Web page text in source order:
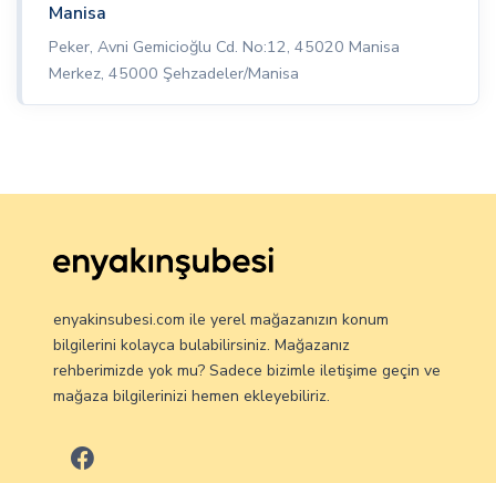
Manisa
Peker, Avni Gemicioğlu Cd. No:12, 45020 Manisa
Merkez, 45000 Şehzadeler/Manisa
enyakinsubesi.com ile yerel mağazanızın konum
bilgilerini kolayca bulabilirsiniz. Mağazanız
rehberimizde yok mu? Sadece bizimle iletişime geçin ve
mağaza bilgilerinizi hemen ekleyebiliriz.